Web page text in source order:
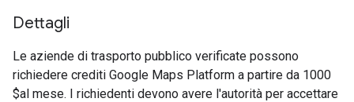
Dettagli
Le aziende di trasporto pubblico verificate possono
richiedere crediti Google Maps Platform a partire da 1000
$al mese. I richiedenti devono avere l'autorità per accettare